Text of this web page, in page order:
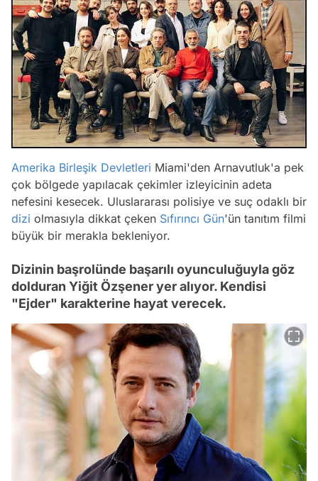
Amerika Birleşik Devletleri Miami'den Arnavutluk'a pek
çok bölgede yapılacak çekimler izleyicinin adeta
nefesini kesecek. Uluslararası polisiye ve suç odaklı bir
dizi olmasıyla dikkat çeken Sıfırıncı Gün'ün tanıtım filmi
büyük bir merakla bekleniyor.
Dizinin başrolünde başarılı oyunculuğuyla göz
dolduran Yiğit Özşener yer alıyor. Kendisi
"Ejder" karakterine hayat verecek.